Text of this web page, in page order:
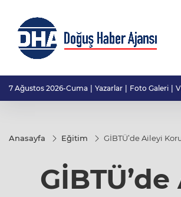
7 Ağustos 2026-Cuma Yazarlar Foto Galeri
Anasayfa Eğitim GİBTÜ’de Aileyi